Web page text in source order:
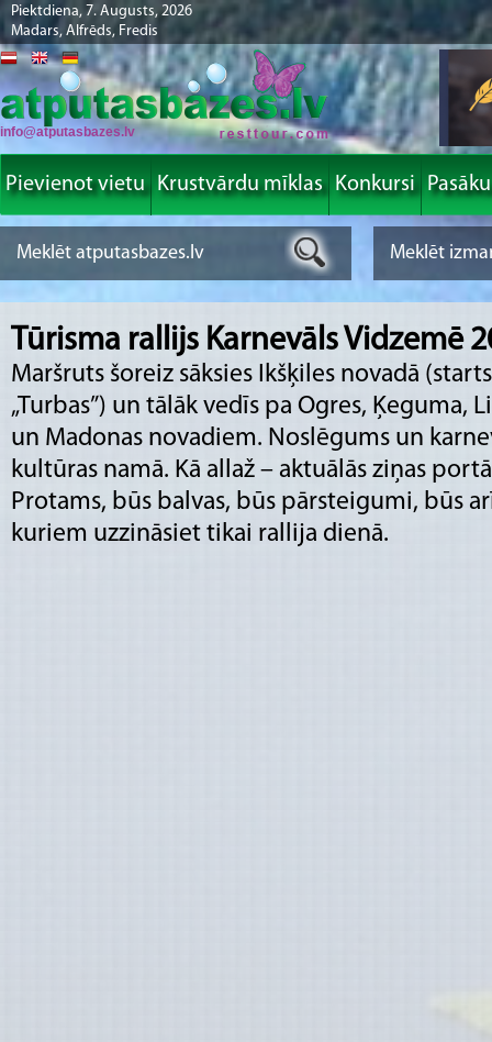
Piektdiena, 7. Augusts, 2026
Madars, Alfrēds, Fredis
info@atputasbazes.lv
Pievienot vietu Krustvārdu mīklas Konkursi
Tūrisma rallijs Karnevāls Vidzemē
Maršruts šoreiz sāksies Ikšķiles novadā
„Turbas”) un tālāk vedīs pa Ogres, Ķeguma,
un Madonas novadiem. Noslēgums un
kultūras namā. Kā allaž – aktuālās ziņas
Protams, būs balvas, būs pārsteigumi, būs
kuriem uzzināsiet tikai rallija dienā.